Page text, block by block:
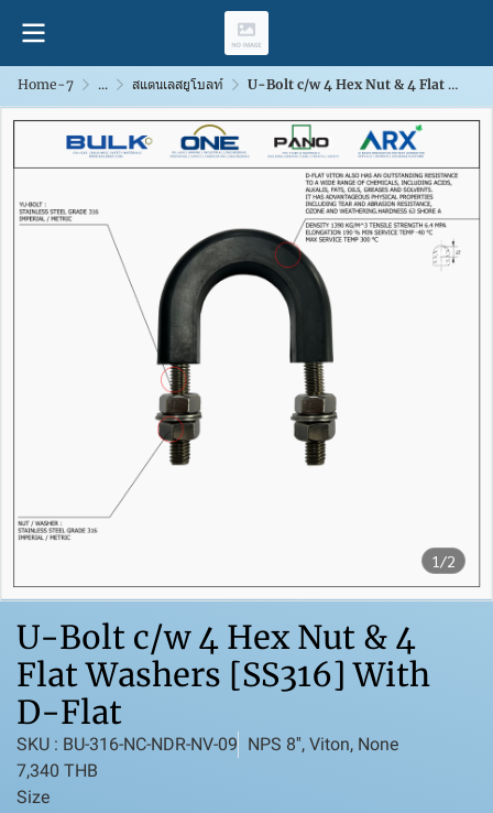
Home-7 ... สแตนเลสยูโบลท์ U-Bolt c/w 4 Hex Nut & 4 Flat Washers [SS316] With D-Flat
1/2
U-Bolt c/w 4 Hex Nut & 4
Flat Washers [SS316] With
D-Flat
SKU : BU-316-NC-NDR-NV-09 NPS 8'', Viton, None
7,340 THB
Size